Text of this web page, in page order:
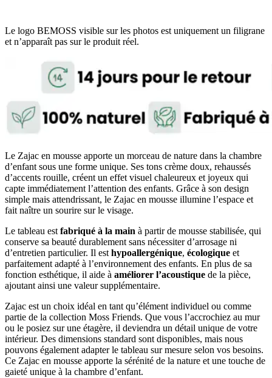
Le logo BEMOSS visible sur les photos est uniquement un filigrane
et n’apparaît pas sur le produit réel.
Le Zajac en mousse apporte un morceau de nature dans la chambre
d’enfant sous une forme unique. Ses tons crème doux, rehaussés
d’accents rouille, créent un effet visuel chaleureux et joyeux qui
capte immédiatement l’attention des enfants. Grâce à son design
simple mais attendrissant, le Zajac en mousse illumine l’espace et
fait naître un sourire sur le visage.
Le tableau est fabriqué à la main à partir de mousse stabilisée, qui
conserve sa beauté durablement sans nécessiter d’arrosage ni
d’entretien particulier. Il est hypoallergénique, écologique et
parfaitement adapté à l’environnement des enfants. En plus de sa
fonction esthétique, il aide à améliorer l’acoustique de la pièce,
ajoutant ainsi une valeur supplémentaire.
Zajac est un choix idéal en tant qu’élément individuel ou comme
partie de la collection Moss Friends. Que vous l’accrochiez au mur
ou le posiez sur une étagère, il deviendra un détail unique de votre
intérieur. Des dimensions standard sont disponibles, mais nous
pouvons également adapter le tableau sur mesure selon vos besoins.
Ce Zajac en mousse apporte la sérénité de la nature et une touche de
gaieté unique à la chambre d’enfant.